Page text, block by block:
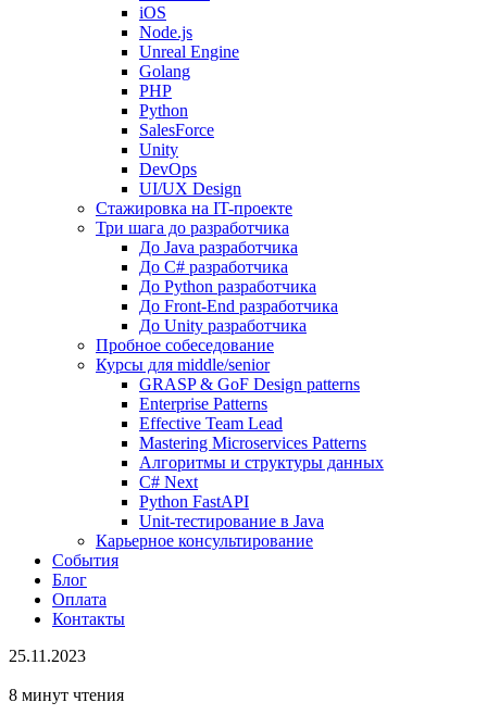
iOS
Node.js
Unreal Engine
Golang
PHP
Python
SalesForce
Unity
DevOps
UI/UX Design
Стажировка на IT-проекте
Три шага до разработчика
До Java разработчика
До C# разработчика
До Python разработчика
До Front-End разработчика
До Unity разработчика
Пробное собеседование
Курсы для middle/senior
GRASP & GoF Design patterns
Enterprise Patterns
Effective Team Lead
Mastering Microservices Patterns
Алгоритмы и структуры данных
C# Next
Python FastAPI
Unit-тестирование в Java
Карьерное консультирование
События
Блог
Оплата
Контакты
25.11.2023
8 минут чтения